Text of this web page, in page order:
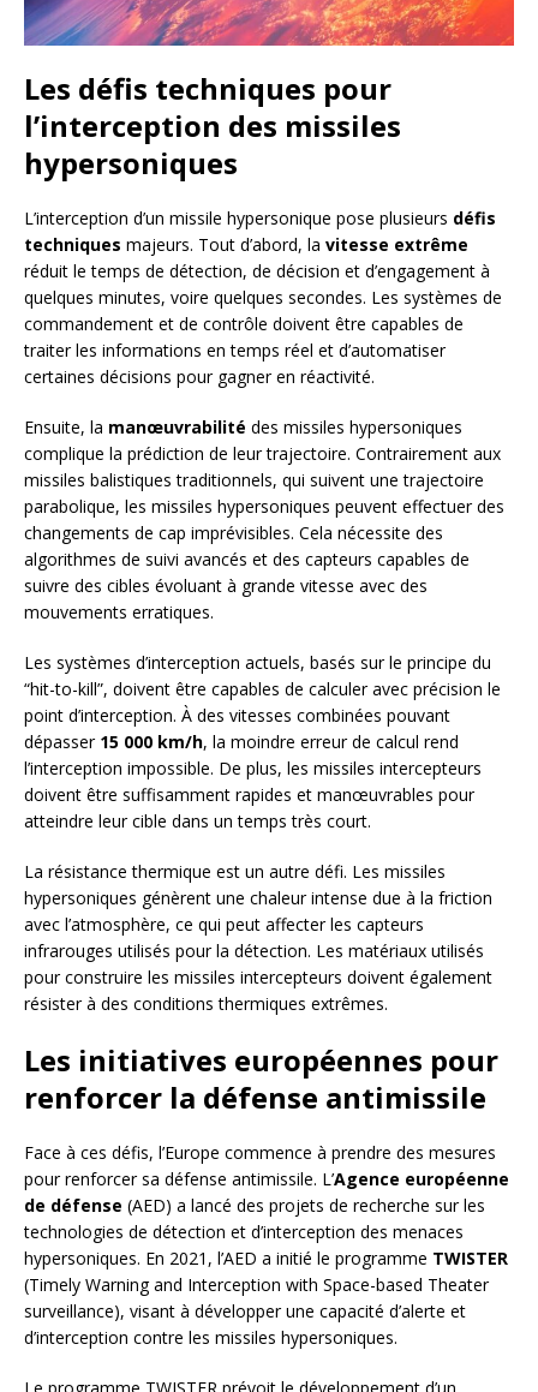
Les défis techniques pour
l’interception des missiles
hypersoniques
L’interception d’un missile hypersonique pose plusieurs défis
techniques majeurs. Tout d’abord, la vitesse extrême
réduit le temps de détection, de décision et d’engagement à
quelques minutes, voire quelques secondes. Les systèmes de
commandement et de contrôle doivent être capables de
traiter les informations en temps réel et d’automatiser
certaines décisions pour gagner en réactivité.
Ensuite, la manœuvrabilité des missiles hypersoniques
complique la prédiction de leur trajectoire. Contrairement aux
missiles balistiques traditionnels, qui suivent une trajectoire
parabolique, les missiles hypersoniques peuvent effectuer des
changements de cap imprévisibles. Cela nécessite des
algorithmes de suivi avancés et des capteurs capables de
suivre des cibles évoluant à grande vitesse avec des
mouvements erratiques.
Les systèmes d’interception actuels, basés sur le principe du
“hit-to-kill”, doivent être capables de calculer avec précision le
point d’interception. À des vitesses combinées pouvant
dépasser 15 000 km/h, la moindre erreur de calcul rend
l’interception impossible. De plus, les missiles intercepteurs
doivent être suffisamment rapides et manœuvrables pour
atteindre leur cible dans un temps très court.
La résistance thermique est un autre défi. Les missiles
hypersoniques génèrent une chaleur intense due à la friction
avec l’atmosphère, ce qui peut affecter les capteurs
infrarouges utilisés pour la détection. Les matériaux utilisés
pour construire les missiles intercepteurs doivent également
résister à des conditions thermiques extrêmes.
Les initiatives européennes pour
renforcer la défense antimissile
Face à ces défis, l’Europe commence à prendre des mesures
pour renforcer sa défense antimissile. L’Agence européenne
de défense (AED) a lancé des projets de recherche sur les
technologies de détection et d’interception des menaces
hypersoniques. En 2021, l’AED a initié le programme TWISTER
(Timely Warning and Interception with Space-based Theater
surveillance), visant à développer une capacité d’alerte et
d’interception contre les missiles hypersoniques.